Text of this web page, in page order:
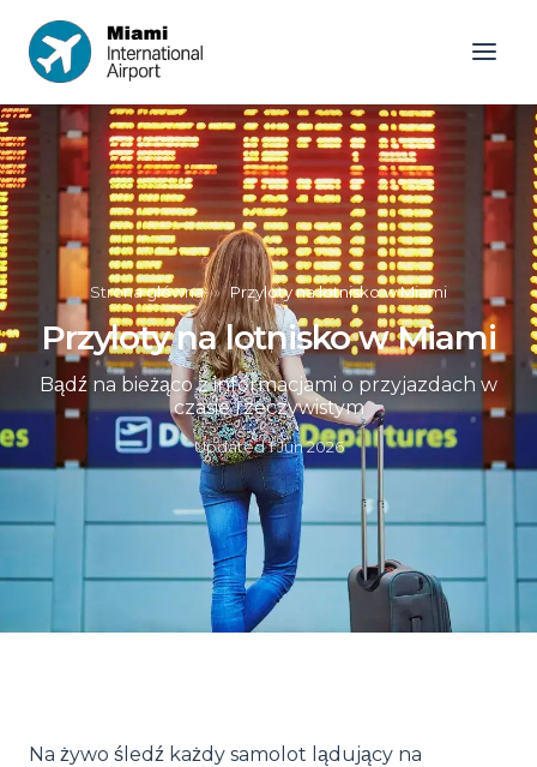
Strona główna » Przyloty na lotnisko w Miami
Przyloty na lotnisko w Miami
Bądź na bieżąco z informacjami o przyjazdach w
czasie rzeczywistym
Updated1 Jun 2026
Na żywo śledź każdy samolot lądujący na